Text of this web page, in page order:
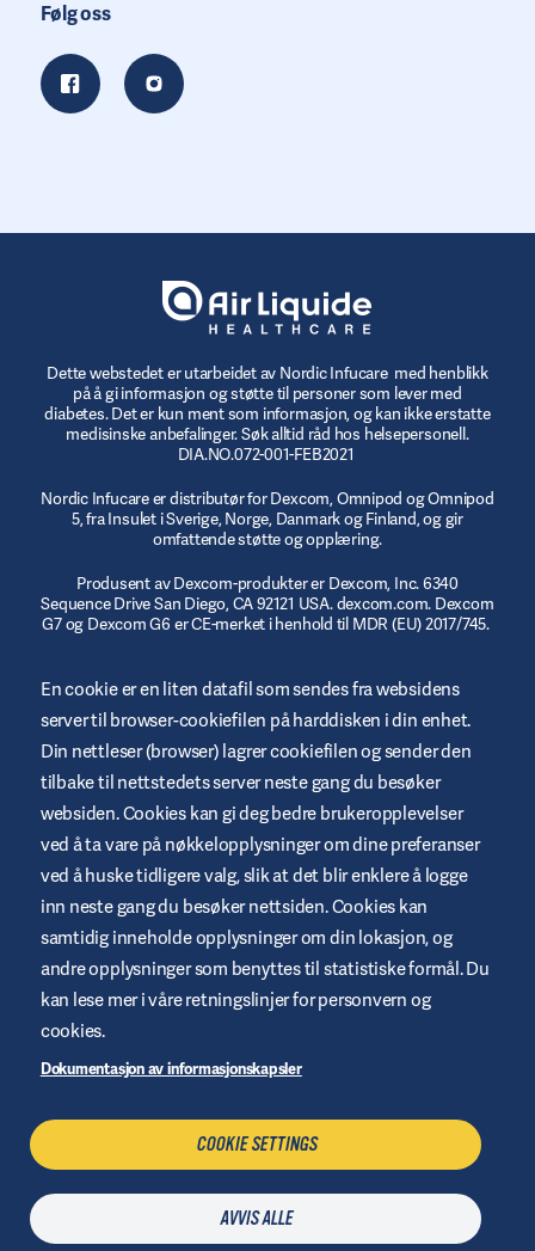
Følg oss
Dette webstedet er utarbeidet av Nordic Infucare med henblikk
på å gi informasjon og støtte til personer som lever med
diabetes. Det er kun ment som informasjon, og kan ikke erstatte
medisinske anbefalinger. Søk alltid råd hos helsepersonell.
DIA.NO.072-001-FEB2021
Nordic Infucare er distributør for Dexcom, Omnipod og Omnipod
5, fra Insulet i Sverige, Norge, Danmark og Finland, og gir
omfattende støtte og opplæring.
Produsent av Dexcom-produkter er Dexcom, Inc. 6340
Sequence Drive San Diego, CA 92121 USA. dexcom.com. Dexcom
G7 og Dexcom G6 er CE-merket i henhold til MDR (EU) 2017/745.
Omnipod-logoen, DASH, DASH-logoen og Podder er varemerker
eller registrerte varemerker som tilhører Insulet Corporation i
USA og andre jurisdiksjoner. myomnipod.com. Omnipod DASH
og Omnipod 5 er CE-merket i henhold til MDR (EU) 2017/745.
Betingelser og vilkår for websted
Retningslinjer for personvern
Cookies
Juridisk merknad
En cookie er en liten datafil som sendes fra websidens
server til browser-cookiefilen på harddisken i din enhet.
Din nettleser (browser) lagrer cookiefilen og sender den
tilbake til nettstedets server neste gang du besøker
websiden. Cookies kan gi deg bedre brukeropplevelser
ved å ta vare på nøkkelopplysninger om dine preferanser
ved å huske tidligere valg, slik at det blir enklere å logge
inn neste gang du besøker nettsiden. Cookies kan
samtidig inneholde opplysninger om din lokasjon, og
andre opplysninger som benyttes til statistiske formål. Du
kan lese mer i våre retningslinjer for personvern og
cookies.
Dokumentasjon av informasjonskapsler
COOKIE SETTINGS
AVVIS ALLE